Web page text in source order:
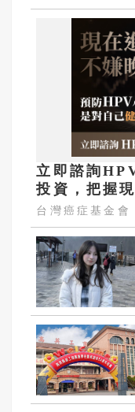
大學等3校免
立即諮詢
投資，把握
台灣癌症基金會